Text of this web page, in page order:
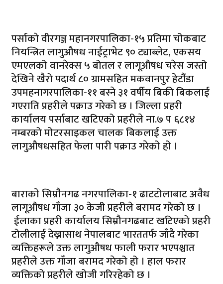
पर्साकाे वीरगञ्ज महानगरपालिका-१५ प्रतिमा चोकबाट
नियन्त्रित लागुऔषध नाईट्राभेट ९० ट्याब्लेट, एकसय
एमएलको वानरेक्स ५ बोतल र लागूऔषध चरेस जस्तो
देखिने खैरो पदार्थ ८० ग्रामसहित मकवानपुर हेटौंडा
उपमहनागरपालिका-११ बस्ने ३१ वर्षीय बिकी बिकलाई
गएराति प्रहरीले पक्राउ गरेको छ । जिल्ला प्रहरी
कार्यालय पर्साबाट खटिएको प्रहरीले ना.७ प ६८१४
नम्बरको मोटरसाइकल चालक बिकलाई उक्त
लागुऔषधसहित फेला पारी पक्राउ गरेको हो ।
बाराकाे सिम्रौनगढ नगरपालिका-१ ढाटटोलाबाट अवैध
लागूऔषध गाँजा ३० केजी प्रहरीले बरामद गरेको छ ।
ईलाका प्रहरी कार्यालय सिम्रौनगढबाट खटिएको प्रहरी
टोलीलाई देख्नासाथ नेपालबाट भारततर्फ जाँदै गरेका
व्यक्तिहरूले उक्त लागुऔषध फाली फरार भएपश्चात
प्रहरीले उक्त गाँजा बरामद गरेको हो । हाल फरार
व्यक्तिको प्रहरीले खोजी गरिरहेको छ ।